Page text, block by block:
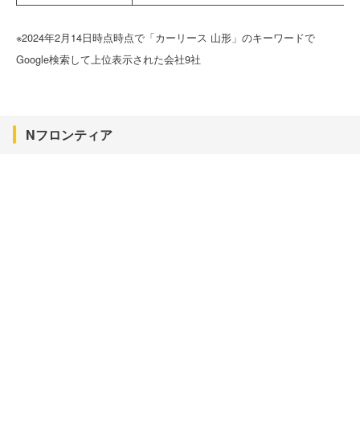
※2024年2月14日時点時点で「カーリース 山形」のキーワードで
Google検索して上位表示された会社9社
Nフロンティア